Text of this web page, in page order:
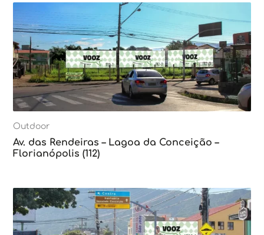
Outdoor
Av. das Rendeiras – Lagoa da Conceição –
Florianópolis (112)